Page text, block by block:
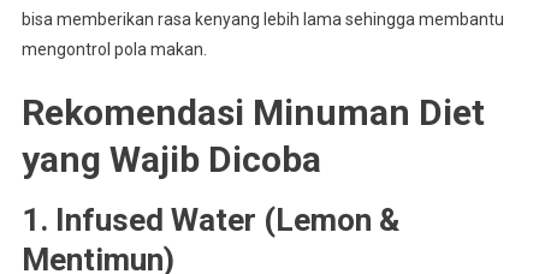
bisa memberikan rasa kenyang lebih lama sehingga membantu
mengontrol pola makan.
Rekomendasi Minuman Diet
yang Wajib Dicoba
1. Infused Water (Lemon &
Mentimun)